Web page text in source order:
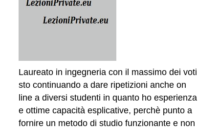
Laureato in ingegneria con il massimo dei voti
sto continuando a dare ripetizioni anche on
line a diversi studenti in quanto ho esperienza
e ottime capacità esplicative, perchè punto a
fornire un metodo di studio funzionante e non